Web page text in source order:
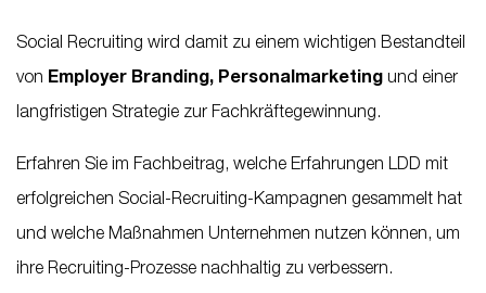
Social Recruiting wird damit zu einem wichtigen Bestandteil
von Employer Branding, Personalmarketing und einer
langfristigen Strategie zur Fachkräftegewinnung.
Erfahren Sie im Fachbeitrag, welche Erfahrungen LDD mit
erfolgreichen Social-Recruiting-Kampagnen gesammelt hat
und welche Maßnahmen Unternehmen nutzen können, um
ihre Recruiting-Prozesse nachhaltig zu verbessern.